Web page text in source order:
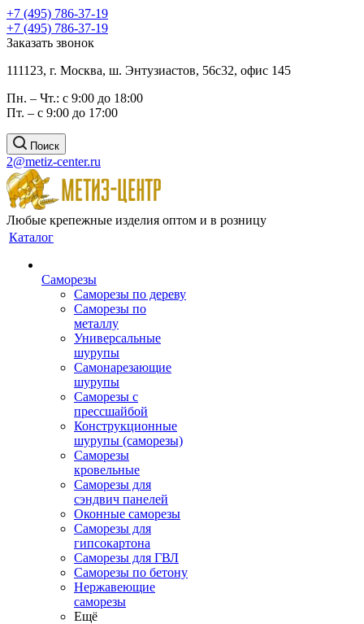
+7 (495) 786-37-19
+7 (495) 786-37-19
Заказать звонок
111123, г. Москва, ш. Энтузиастов, 56с32, офис 145
Пн. – Чт.: с 9:00 до 18:00
Пт. – с 9:00 до 17:00
Поиск
2@metiz-center.ru
Любые крепежные изделия оптом и в розницу
Каталог
Саморезы
Саморезы по дереву
Саморезы по
металлу
Универсальные
шурупы
Самонарезающие
шурупы
Саморезы с
прессшайбой
Конструкционные
шурупы (саморезы)
Саморезы
кровельные
Саморезы для
сэндвич панелей
Оконные саморезы
Саморезы для
гипсокартона
Саморезы для ГВЛ
Саморезы по бетону
Нержавеющие
саморезы
Ещё